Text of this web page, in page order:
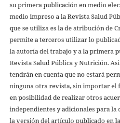
su primera publicación en medio
medio impreso a la Revista Salud
que se utiliza es la de atribución de
permite a terceros utilizar lo
la autoría del trabajo y a la primera
Revista Salud Pública y Nutrición.
tendrán en cuenta que no estará
ninguna otra revista, sin importar el
en posibilidad de realizar otros
independientes y adicionales para
la versión del artículo publicado en